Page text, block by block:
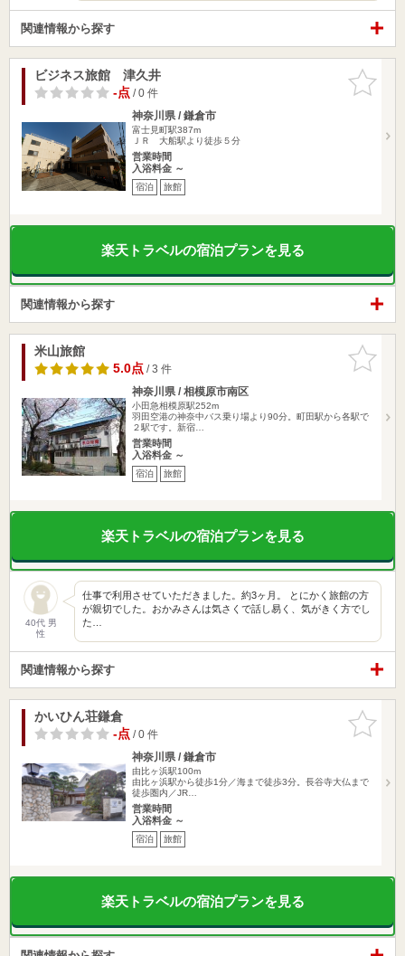
関連情報から探す
お気に入
りに追加
ビジネス旅館 津久井
-点/ 0 件
神奈川県 / 鎌倉市
富士見町駅387m
ＪＲ 大船駅より徒歩５分
営業時間
入浴料金 ～
宿泊 旅館
楽天トラベルの宿泊プランを見る
関連情報から探す
お気に入
りに追加
米山旅館
5.0点/ 3 件
神奈川県 / 相模原市南区
小田急相模原駅252m
羽田空港の神奈中バス乗り場より90分。町田駅から各駅で
２駅です。新宿…
営業時間
入浴料金 ～
宿泊 旅館
楽天トラベルの宿泊プランを見る
40代 男
性
仕事で利用させていただきました。約3ヶ月。 とにかく旅館の方
が親切でした。おかみさんは気さくで話し易く、気がきく方でし
た…
関連情報から探す
お気に入
りに追加
かいひん荘鎌倉
-点/ 0 件
神奈川県 / 鎌倉市
由比ヶ浜駅100m
由比ヶ浜駅から徒歩1分／海まで徒歩3分。長谷寺大仏まで
徒歩圏内／JR…
営業時間
入浴料金 ～
宿泊 旅館
楽天トラベルの宿泊プランを見る